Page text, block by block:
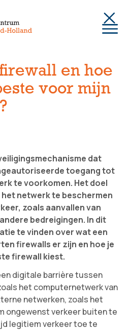
en hoe
voor mijn
dat
toegang tot
te voorkomen. Het doel
netwerk te beschermen
zoals aanvallen van
bedreigingen. In dit
te vinden over wat een
firewalls er zijn en hoe je
firewall kiest.
digitale barrière tussen
het computernetwerk van
netwerken, zoals het
ongewenst verkeer buiten te
legitiem verkeer toe te